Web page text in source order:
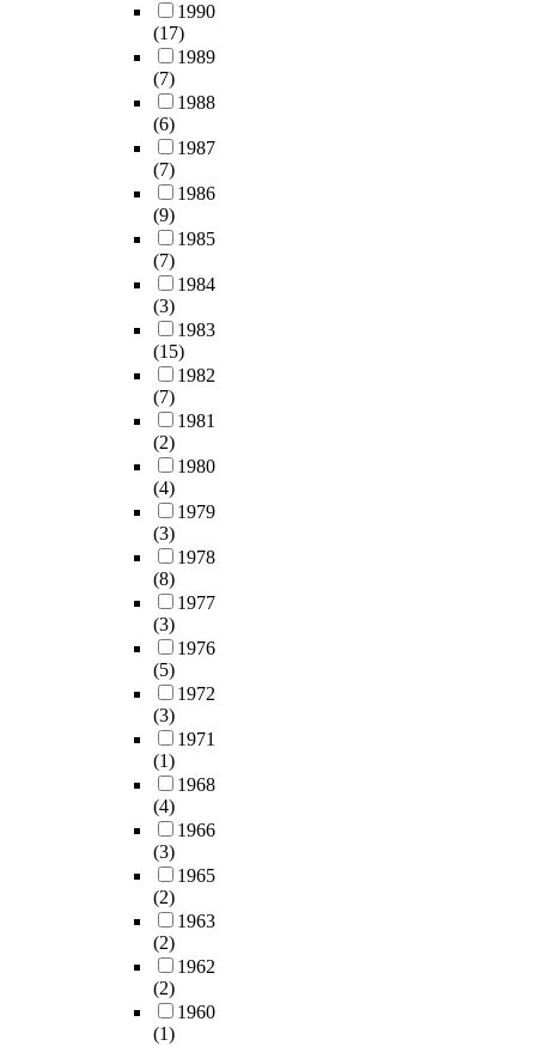
1990
(17)
1989
(7)
1988
(6)
1987
(7)
1986
(9)
1985
(7)
1984
(3)
1983
(15)
1982
(7)
1981
(2)
1980
(4)
1979
(3)
1978
(8)
1977
(3)
1976
(5)
1972
(3)
1971
(1)
1968
(4)
1966
(3)
1965
(2)
1963
(2)
1962
(2)
1960
(1)